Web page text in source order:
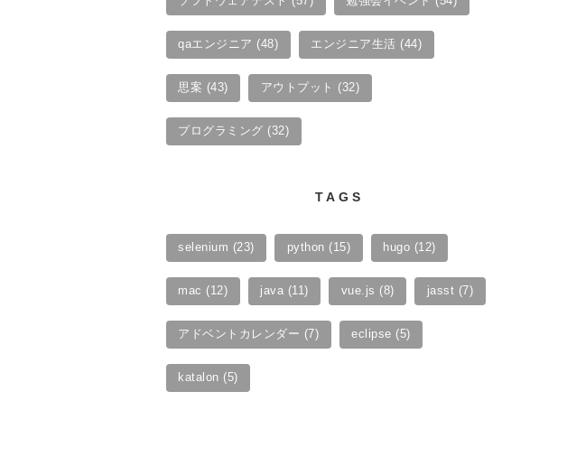
qaエンジニア (48) エンジニア生活 (44)
思案 (43) アウトプット (32)
プログラミング (32)
TAGS
selenium (23) python (15) hugo (12)
mac (12) java (11) vue.js (8) jasst (7)
アドベントカレンダー (7) eclipse (5)
katalon (5)